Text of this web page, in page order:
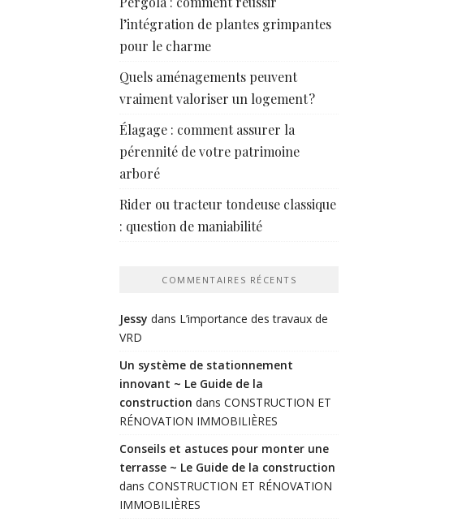
l’intégration de plantes grimpantes
pour le charme
Quels aménagements peuvent
vraiment valoriser un logement ?
Élagage : comment assurer la
pérennité de votre patrimoine
arboré
Rider ou tracteur tondeuse classique
: question de maniabilité
COMMENTAIRES RÉCENTS
Jessy dans L’importance des travaux de
VRD
Un système de stationnement
innovant ~ Le Guide de la
construction dans CONSTRUCTION ET
RÉNOVATION IMMOBILIÈRES
Conseils et astuces pour monter une
terrasse ~ Le Guide de la construction
dans CONSTRUCTION ET RÉNOVATION
IMMOBILIÈRES